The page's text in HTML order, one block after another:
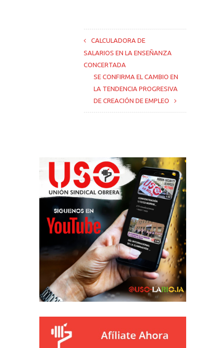
CALCULADORA DE
SALARIOS EN LA ENSEÑANZA
CONCERTADA
SE CONFIRMA EL CAMBIO EN
LA TENDENCIA PROGRESIVA
DE CREACIÓN DE EMPLEO